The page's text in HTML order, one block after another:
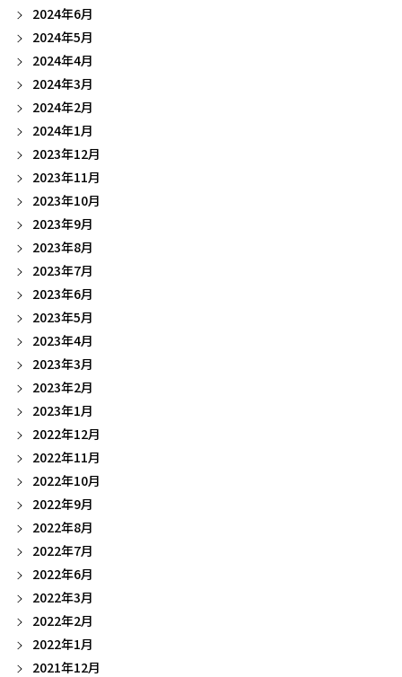
2024年6月
2024年5月
2024年4月
2024年3月
2024年2月
2024年1月
2023年12月
2023年11月
2023年10月
2023年9月
2023年8月
2023年7月
2023年6月
2023年5月
2023年4月
2023年3月
2023年2月
2023年1月
2022年12月
2022年11月
2022年10月
2022年9月
2022年8月
2022年7月
2022年6月
2022年3月
2022年2月
2022年1月
2021年12月